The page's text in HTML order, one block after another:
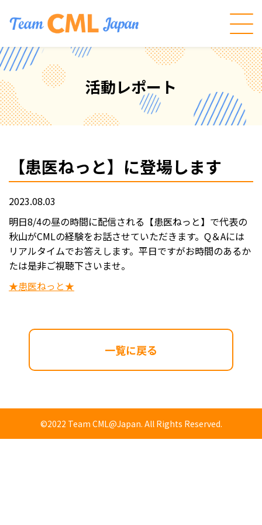
活動レポート
【患医ねっと】に登場します
2023.08.03
明日8/4の昼の時間に配信される【患医ねっと】で代表の
秋山がCMLの経験をお話させていただきます。Q＆Aには
リアルタイムでお答えします。平日ですがお時間のあるか
たは是非ご視聴下さいませ。
★患医ねっと★
一覧に戻る
©2022 Team CML@Japan. All Rights Reserved.